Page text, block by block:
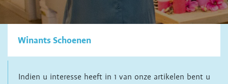
Winants Schoenen
Indien u interesse heeft in 1 van onze artikelen bent u